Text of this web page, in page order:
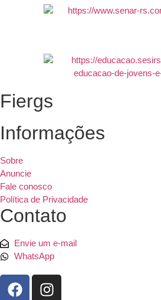
Fiergs
Informações
Sobre
Anuncie
Fale conosco
Política de Privacidade
Contato
Envie um e-mail
WhatsApp